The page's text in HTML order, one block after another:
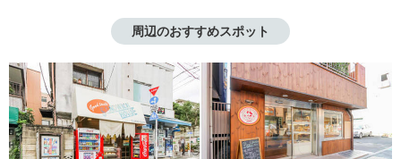
周辺のおすすめスポット